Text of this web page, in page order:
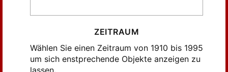
Hummel, K. (93)
Illies, Henning (137)
Jurgan, Hermann (61)
Jöns, Heinz-Peter (74)
ZEITRAUM
Wählen Sie einen Zeitraum von 1910 bis 1995
um sich enstprechende Objekte anzeigen zu
lassen.